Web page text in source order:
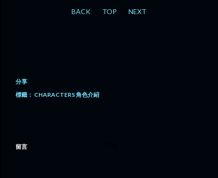
BACK TOP NEXT
分享
標籤： CHARACTERS 角色介紹
留言